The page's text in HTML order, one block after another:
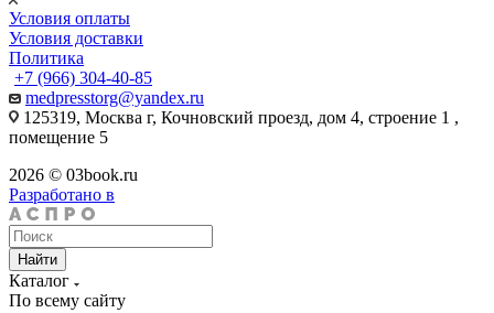
Условия оплаты
Условия доставки
Политика
+7 (966) 304-40-85
medpresstorg@yandex.ru
125319, Москва г, Кочновский проезд, дом 4, строение 1 ,
помещение 5
2026 © 03book.ru
Разработано в
Найти
Каталог
По всему сайту